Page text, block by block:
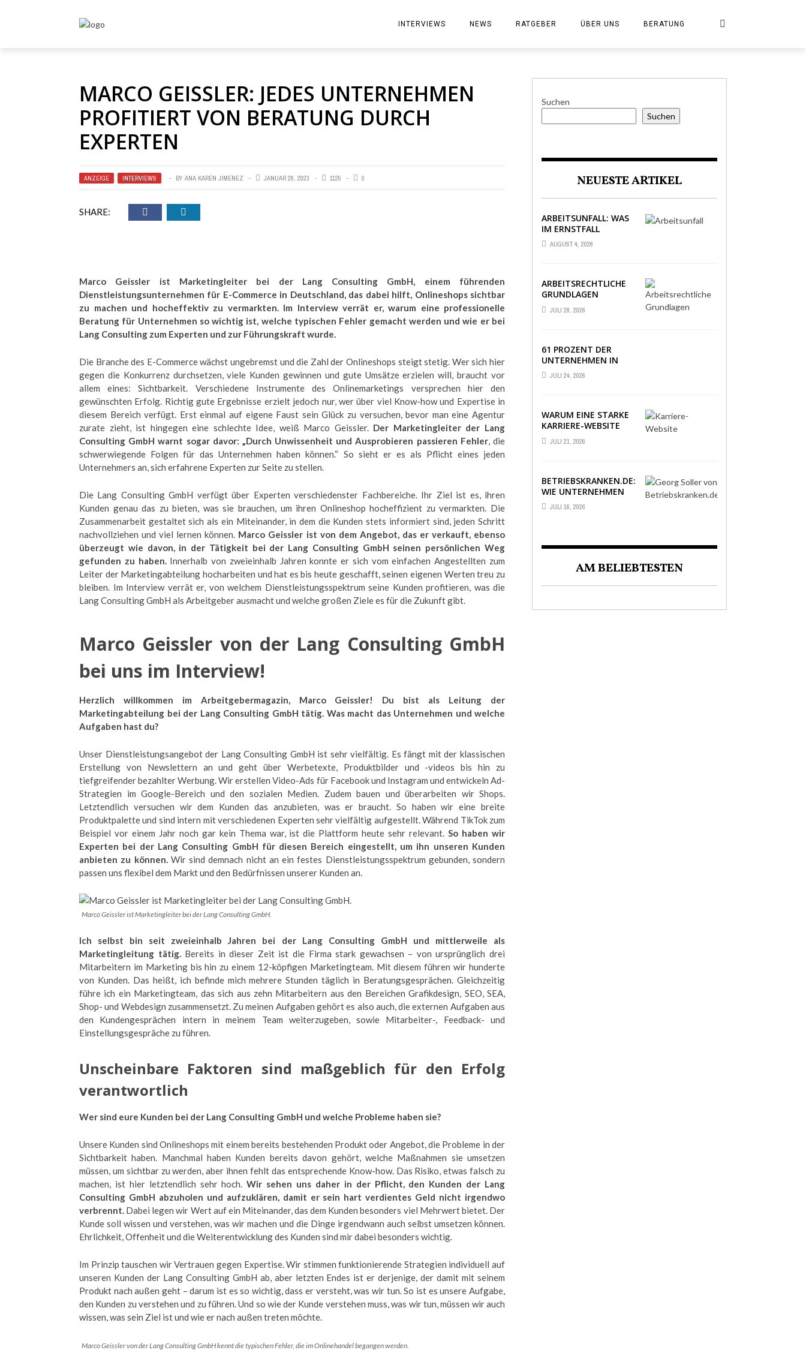
INTERVIEWS NEWS RATGEBER ÜBER UNS BERATUNG
MARCO GEISSLER: JEDES UNTERNEHMEN
PROFITIERT VON BERATUNG DURCH
EXPERTEN
ANZEIGE , INTERVIEWS BY ANA KAREN JIMENEZ JANUAR 28, 2023 1125 0
SHARE:
Marco Geissler ist Marketingleiter bei der Lang Consulting GmbH, einem führenden
Dienstleistungsunternehmen für E-Commerce in Deutschland, das dabei hilft, Onlineshops sichtbar
zu machen und hocheffektiv zu vermarkten. Im Interview verrät er, warum eine professionelle
Beratung für Unternehmen so wichtig ist, welche typischen Fehler gemacht werden und wie er bei
Lang Consulting zum Experten und zur Führungskraft wurde.
Die Branche des E-Commerce wächst ungebremst und die Zahl der Onlineshops steigt stetig. Wer sich hier
gegen die Konkurrenz durchsetzen, viele Kunden gewinnen und gute Umsätze erzielen will, braucht vor
allem eines: Sichtbarkeit. Verschiedene Instrumente des Onlinemarketings versprechen hier den
gewünschten Erfolg. Richtig gute Ergebnisse erzielt jedoch nur, wer über viel Know-how und Expertise in
diesem Bereich verfügt. Erst einmal auf eigene Faust sein Glück zu versuchen, bevor man eine Agentur
zurate zieht, ist hingegen eine schlechte Idee, weiß Marco Geissler. Der Marketingleiter der Lang
Consulting GmbH warnt sogar davor: „Durch Unwissenheit und Ausprobieren passieren Fehler, die
schwerwiegende Folgen für das Unternehmen haben können.“ So sieht er es als Pflicht eines jeden
Unternehmers an, sich erfahrene Experten zur Seite zu stellen.
Die Lang Consulting GmbH verfügt über Experten verschiedenster Fachbereiche. Ihr Ziel ist es, ihren
Kunden genau das zu bieten, was sie brauchen, um ihren Onlineshop hocheffizient zu vermarkten. Die
Zusammenarbeit gestaltet sich als ein Miteinander, in dem die Kunden stets informiert sind, jeden Schritt
nachvollziehen und viel lernen können. Marco Geissler ist von dem Angebot, das er verkauft, ebenso
überzeugt wie davon, in der Tätigkeit bei der Lang Consulting GmbH seinen persönlichen Weg
gefunden zu haben.Innerhalb von zweieinhalb Jahren konnte er sich vom einfachen Angestellten zum
Leiter der Marketingabteilung hocharbeiten und hat es bis heute geschafft, seinen eigenen Werten treu zu
bleiben. Im Interview verrät er, von welchem Dienstleistungsspektrum seine Kunden profitieren, was die
Lang Consulting GmbH als Arbeitgeber ausmacht und welche großen Ziele es für die Zukunft gibt.
Marco Geissler von der Lang Consulting GmbH
bei uns im Interview!
Herzlich willkommen im Arbeitgebermagazin, Marco Geissler! Du bist als Leitung der
Marketingabteilung bei der Lang Consulting GmbH tätig. Was macht das Unternehmen und welche
Aufgaben hast du?
Unser Dienstleistungsangebot der Lang Consulting GmbH ist sehr vielfältig. Es fängt mit der klassischen
Erstellung von Newslettern an und geht über Werbetexte, Produktbilder und -videos bis hin zu
tiefgreifender bezahlter Werbung. Wir erstellen Video-Ads für Facebook und Instagram und entwickeln Ad-
Strategien im Google-Bereich und den sozialen Medien. Zudem bauen und überarbeiten wir Shops.
Letztendlich versuchen wir dem Kunden das anzubieten, was er braucht. So haben wir eine breite
Produktpalette und sind intern mit verschiedenen Experten sehr vielfältig aufgestellt. Während TikTok zum
Beispiel vor einem Jahr noch gar kein Thema war, ist die Plattform heute sehr relevant.So haben wir
Experten bei der Lang Consulting GmbH für diesen Bereich eingestellt, um ihn unseren Kunden
anbieten zu können.Wir sind demnach nicht an ein festes Dienstleistungsspektrum gebunden, sondern
passen uns flexibel dem Markt und den Bedürfnissen unserer Kunden an.
Marco Geissler ist Marketingleiter bei der Lang Consulting GmbH.
Ich selbst bin seit zweieinhalb Jahren bei der Lang Consulting GmbH und mittlerweile als
Marketingleitung tätig.Bereits in dieser Zeit ist die Firma stark gewachsen – von ursprünglich drei
Mitarbeitern im Marketing bis hin zu einem 12-köpfigen Marketingteam. Mit diesem führen wir hunderte
von Kunden. Das heißt, ich befinde mich mehrere Stunden täglich in Beratungsgesprächen. Gleichzeitig
führe ich ein Marketingteam, das sich aus zehn Mitarbeitern aus den Bereichen Grafikdesign, SEO, SEA,
Shop- und Webdesign zusammensetzt. Zu meinen Aufgaben gehört es also auch, die externen Aufgaben aus
den Kundengesprächen intern in meinem Team weiterzugeben, sowie Mitarbeiter-, Feedback- und
Einstellungsgespräche zu führen.
Unscheinbare Faktoren sind maßgeblich für den Erfolg
verantwortlich
Wer sind eure Kunden bei der Lang Consulting GmbH und welche Probleme haben sie?
Unsere Kunden sind Onlineshops mit einem bereits bestehenden Produkt oder Angebot, die Probleme in der
Sichtbarkeit haben. Manchmal haben Kunden bereits davon gehört, welche Maßnahmen sie umsetzen
müssen, um sichtbar zu werden, aber ihnen fehlt das entsprechende Know-how. Das Risiko, etwas falsch zu
machen, ist hier letztendlich sehr hoch.Wir sehen uns daher in der Pflicht, den Kunden der Lang
Consulting GmbH abzuholen und aufzuklären, damit er sein hart verdientes Geld nicht irgendwo
verbrennt. Dabei legen wir Wert auf ein Miteinander, das dem Kunden besonders viel Mehrwert bietet. Der
Kunde soll wissen und verstehen, was wir machen und die Dinge irgendwann auch selbst umsetzen können.
Ehrlichkeit, Offenheit und die Weiterentwicklung des Kunden sind mir dabei besonders wichtig.
Im Prinzip tauschen wir Vertrauen gegen Expertise. Wir stimmen funktionierende Strategien individuell auf
unseren Kunden der Lang Consulting GmbH ab, aber letzten Endes ist er derjenige, der damit mit seinem
Produkt nach außen geht – darum ist es so wichtig, dass er versteht, was wir tun. So ist es unsere Aufgabe,
den Kunden zu verstehen und zu führen. Und so wie der Kunde verstehen muss, was wir tun, müssen wir auch
wissen, was sein Ziel ist und wie er nach außen treten möchte.
Marco Geissler von der Lang Consulting GmbH kennt die typischen Fehler, die im Onlinehandel begangen werden.
Suchen
Suchen
NEUESTE ARTIKEL
ARBEITSUNFALL: WAS
IM ERNSTFALL
WIRKLICH ZÄHLT
AUGUST 4, 2026
ARBEITSRECHTLICHE
GRUNDLAGEN
VERSTÄNDLICH
ERKLÄRT: DAS
JULI 28, 2026
61 PROZENT DER
UNTERNEHMEN IN
DEUTSCHLAND
ERLEBEN EINE PHASE
NSICHERHEIT
JULI 24, 2026
WARUM EINE STARKE
KARRIERE-WEBSITE
HEUTE ÜBER
BEWERBUNGEN
JULI 21, 2026
BETRIEBSKRANKEN.DE:
WIE UNTERNEHMEN
IHRE MITARBEITER
DANK PKV-STATUS
JULI 16, 2026
AM BELIEBTESTEN